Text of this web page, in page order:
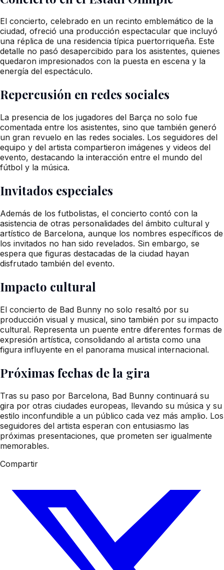
El concierto, celebrado en un recinto emblemático de la
ciudad, ofreció una producción espectacular que incluyó
una réplica de una residencia típica puertorriqueña. Este
detalle no pasó desapercibido para los asistentes, quienes
quedaron impresionados con la puesta en escena y la
energía del espectáculo.
Repercusión en redes sociales
La presencia de los jugadores del Barça no solo fue
comentada entre los asistentes, sino que también generó
un gran revuelo en las redes sociales. Los seguidores del
equipo y del artista compartieron imágenes y videos del
evento, destacando la interacción entre el mundo del
fútbol y la música.
Invitados especiales
Además de los futbolistas, el concierto contó con la
asistencia de otras personalidades del ámbito cultural y
artístico de Barcelona, aunque los nombres específicos de
los invitados no han sido revelados. Sin embargo, se
espera que figuras destacadas de la ciudad hayan
disfrutado también del evento.
Impacto cultural
El concierto de Bad Bunny no solo resaltó por su
producción visual y musical, sino también por su impacto
cultural. Representa un puente entre diferentes formas de
expresión artística, consolidando al artista como una
figura influyente en el panorama musical internacional.
Próximas fechas de la gira
Tras su paso por Barcelona, Bad Bunny continuará su
gira por otras ciudades europeas, llevando su música y su
estilo inconfundible a un público cada vez más amplio. Los
seguidores del artista esperan con entusiasmo las
próximas presentaciones, que prometen ser igualmente
memorables.
Compartir